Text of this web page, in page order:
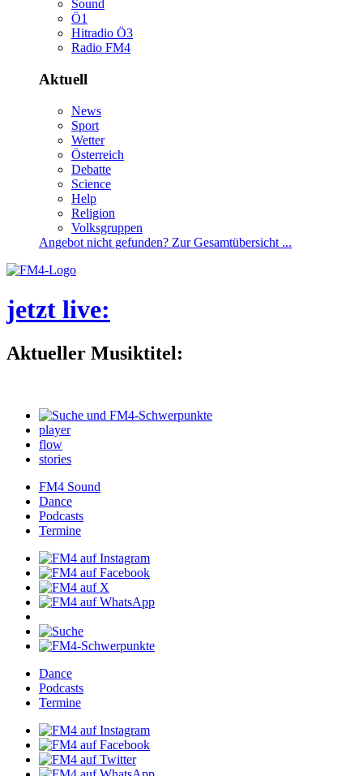
Sound
Ö1
HitradioÖ3
RadioFM4
Aktuell
News
Sport
Wetter
Österreich
Debatte
Science
Help
Religion
Volksgruppen
Angebotnichtgefunden?ZurGesamtübersicht...
jetztlive:
AktuellerMusiktitel:
player
flow
stories
FM4Sound
Dance
Podcasts
Termine
Dance
Podcasts
Termine